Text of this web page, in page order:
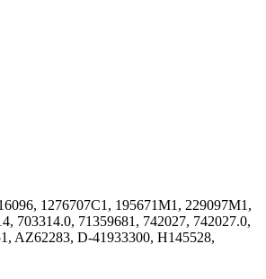
1276707C1, 195671M1, 229097M1,
703314.0, 71359681, 742027, 742027.0,
AZ62283, D-41933300, H145528,